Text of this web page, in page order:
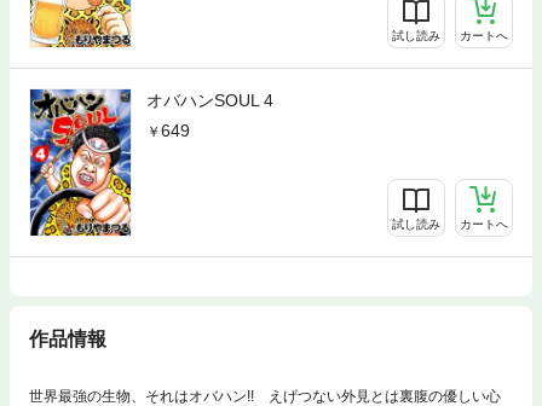
試し読み カートへ
オバハンSOUL 4
649
試し読み カートへ
作品情報
世界最強の生物、それはオバハン!! えげつない外見とは裏腹の優しい心